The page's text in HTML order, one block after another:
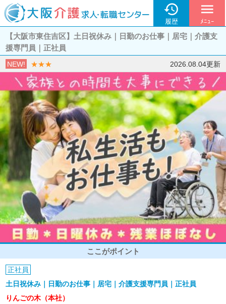

履歴
menu
ﾒﾆｭｰ
【大阪市東住吉区】土日祝休み｜日勤のお仕事｜居宅｜介護支
援専門員｜正社員
NEW! ★★★ 2026.08.04更新
ここがポイント
正社員
土日祝休み｜日勤のお仕事｜居宅｜介護支援専門員｜正社員
りんごの木（本社）